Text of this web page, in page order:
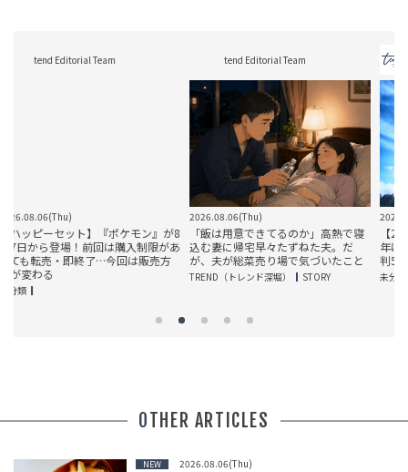
tend Editorial Team
意できてるのか」高熱で寝
帰宅早々たずねた夫。だ
総菜売り場で気づいたこと
トレンド深堀）
tend Editorial Team
2026.08.06(Thu)
【2026夏の甲子園】ついに開幕！今
年は「2つの史上初」に注目、女性審
判5人デビューとビデオ検証導入
tend
妻「その帽
強風が吹い
いない夫の
TREND（ト
OTHER ARTICLES
NEW 2026.08.06(Thu)